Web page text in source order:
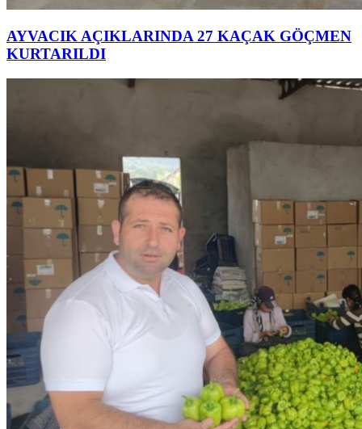
AYVACIK AÇIKLARINDA 27 KAÇAK GÖÇMEN
KURTARILDI